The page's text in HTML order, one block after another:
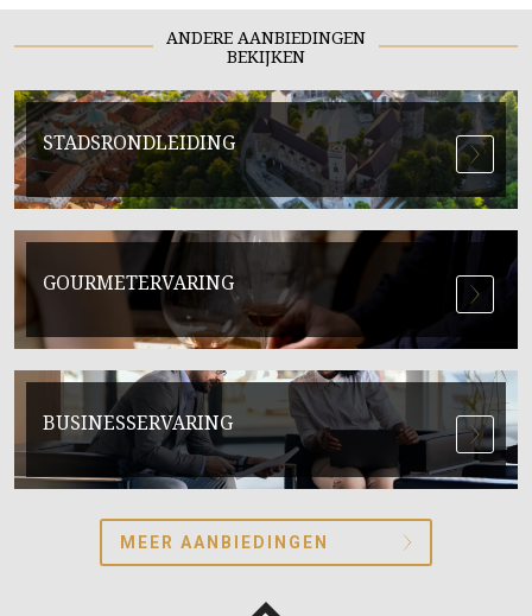
ANDERE AANBIEDINGEN
BEKIJKEN
STADSRONDLEIDING
GOURMETERVARING
BUSINESSERVARING
MEER AANBIEDINGEN